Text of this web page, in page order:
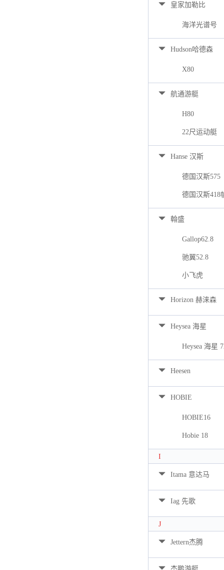
皇家加勒比
海洋光谱号
Hudson哈德森
X80
航通游艇
H80
22尺运动艇
Hanse 汉斯
德国汉斯575
德国汉斯418
翰盛
Gallop62.8
驰翼52.8
小飞虎
Horizon 赫涞森
Heysea 海星
Heysea 海星
Heesen
HOBIE
HOBIE16
Hobie 18
I
Itama 意达马
Iag 先歌
J
Jettern杰腾